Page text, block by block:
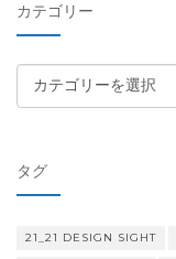
ブ
カテゴリー
テ
ー
タグ
21_21 DESIGN SIGHT